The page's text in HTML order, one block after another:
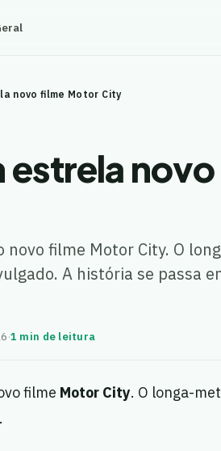
novo filme Motor City
estrela
filme Motor City. O
A história se passa
·1 min de leitura
filme Motor City. O longa-